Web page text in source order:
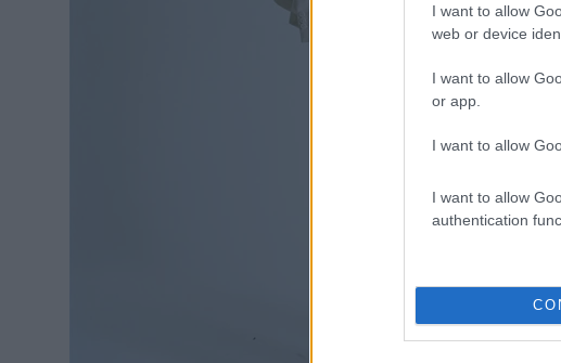
I want to allow
web or device
I want to allow
or app.
I want to allow
I want to allow
authentication